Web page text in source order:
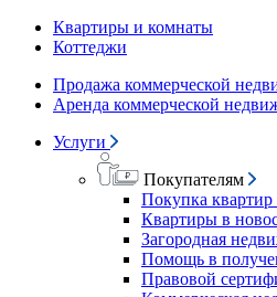
Квартиры и комнаты
Коттеджи
Продажа коммерческой
Аренда коммерческой
Услуги
Покупателям
Покупка квартир
Квартиры в
Загородная
Помощь в
Правовой